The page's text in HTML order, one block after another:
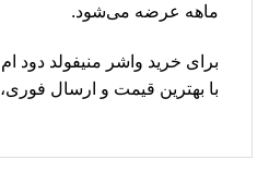
ماهه عرضه می‌شود.
با بهترین قیمت و ارسال فوری،